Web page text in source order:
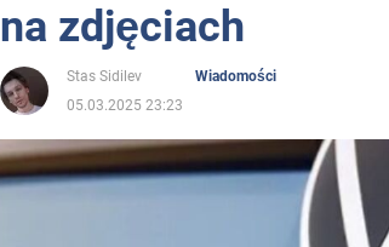
na zdjęciach
Stas Sidilev
Wiadomości
05.03.2025 23:23